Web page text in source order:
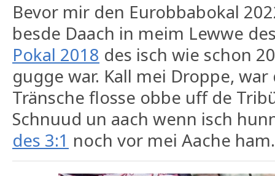
Bevor mir den Eurobbabokal
besde Daach in meim Lewwe
Pokal 2018 des isch wie schon
gugge war. Kall mei Droppe, war
Tränsche flosse obbe uff de
Schnuud un aach wenn isch
des 3:1 noch vor mei Aache ham.